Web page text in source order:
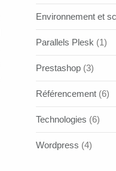
Environnement et
Parallels Plesk (1)
Prestashop (3)
Référencement (6)
Technologies (6)
Wordpress (4)